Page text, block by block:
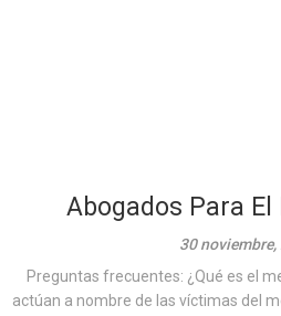
Abogados Para
30 noviembre,
Preguntas frecuentes: ¿Qué es el
actúan a nombre de las víctimas del